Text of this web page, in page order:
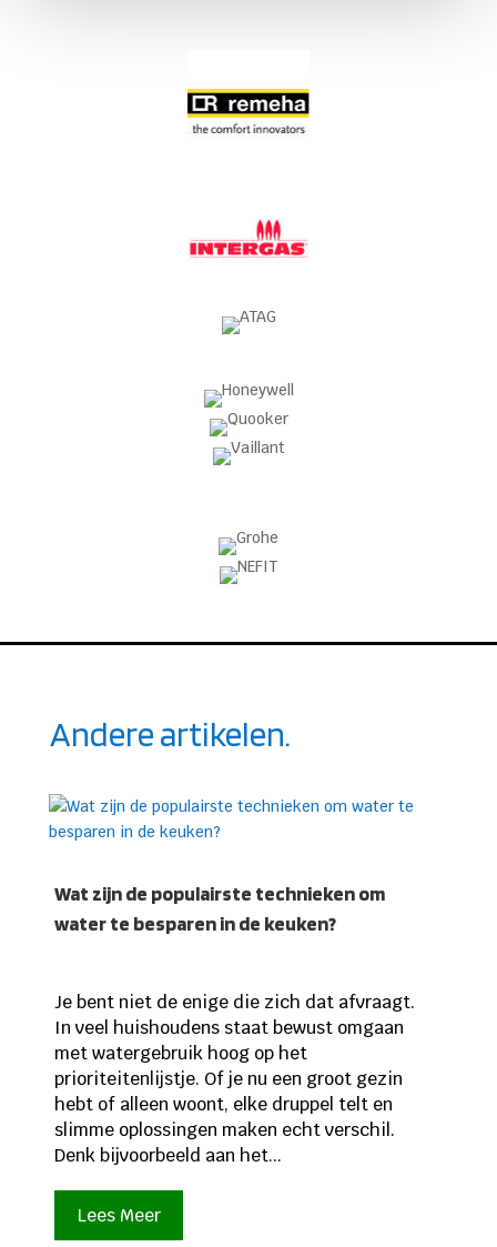
Andere artikelen.
Wat zijn de populairste technieken om
water te besparen in de keuken?
Je bent niet de enige die zich dat afvraagt.
In veel huishoudens staat bewust omgaan
met watergebruik hoog op het
prioriteitenlijstje. Of je nu een groot gezin
hebt of alleen woont, elke druppel telt en
slimme oplossingen maken echt verschil.
Denk bijvoorbeeld aan het...
Lees Meer